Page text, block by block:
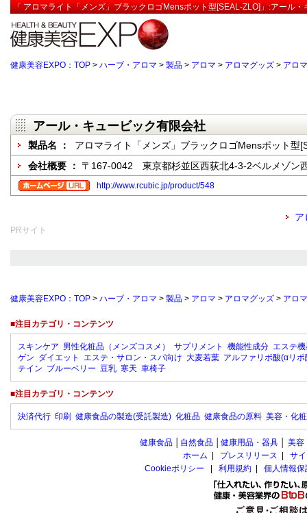
「 アロマライト「メンズ」ブラックロゴMensポット型[SEAL-ZLO]」:アール
健康美容EXPO：TOP > ハーブ・アロマ > 製品 > アロマ > アロマグッズ > アロ
アール・キュービック有限会社
製品名 ：
アロマライト「メンズ」ブラックロゴMensポット型
会社概要 ： 〒167-0042 東京都杉並区西荻北4-3-2ベルメゾン
http://www.rcubic.jp/product/548
ア
PRサイト
健康美容EXPO：TOP > ハーブ・アロマ > 製品 > アロマ > アロマグッズ > アロ
■注目カテゴリ・コンテンツ
スキンケア 男性化粧品（メンズコスメ） サプリメント 機能性成分 エステ
ゲン ダイエット エステ・サロン・スパ向け 大麦若葉 アルファリポ酸(αリポ
テイン ブルーベリー 豆乳 寒天 車椅子
■注目カテゴリ・コンテンツ
決済代行 印刷 健康食品の製造(受託製造) 化粧品 健康食品の原料 美容・化
健康食品 自然食品 健康用品・器具 美容
ホーム
プレスリリース
サ
Cookieポリシー
利用規約 個人情報